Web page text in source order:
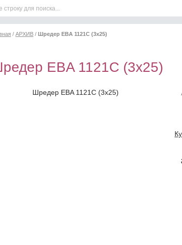
/ АРХИВ / Шредер EBA 1121C (3x25)
EBA 1121C (3x25)
Шредер EBA 1121C (3x25)